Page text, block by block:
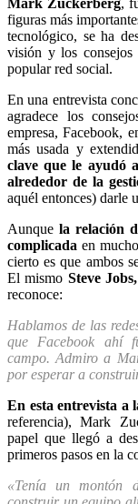
Mark Zuckerberg,
figuras más
tecnológico, se ha
visión y los consejos
popular red social.
En una entrevista
agradece los
empresa, Facebook,
más usada y
clave que le ayudó
alrededor de la
aquél entonces) darle
Aunque la relación
complicadaen
cierto es que ambos
El mismo Steve
reconoce:
Hablamos de las
que Facebook ahí
campo. Admiro a
por esperar a
En esta entrevista a
referencia), Mark
papel que llegó a
primeros pasos en la
«Tenía un montón